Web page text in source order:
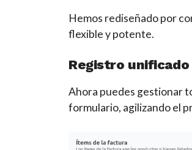
Hemos rediseñado por
flexible y potente.
Registro
Ahora puedes gestionar
formulario, agilizando el